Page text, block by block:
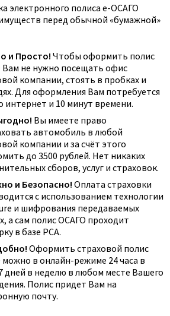
электронного полиса е-ОСАГО
перед обычной «бумажной»
и Просто! Чтобы оформить полис
не нужно посещать офис
компании, стоять в пробках и
Для оформления Вам потребуется
интернет и 10 минут времени.
Вы имеете право
автомобиль в любой
компании и за счёт этого
до 3500 рублей. Нет никаких
сборов, услуг и страховок.
и Безопасно! Оплата страховки
с использованием технологии
и шифрования передаваемых
а сам полис ОСАГО проходит
в базе РСА.
Оформить страховой полис
в онлайн-режиме 24 часа в
дней в неделю в любом месте Вашего
Полис придет Вам на
почту.